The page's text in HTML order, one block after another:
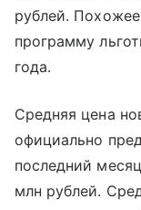
рублей.
программу
года.
Средняя цена
официально
последний
млн рублей.